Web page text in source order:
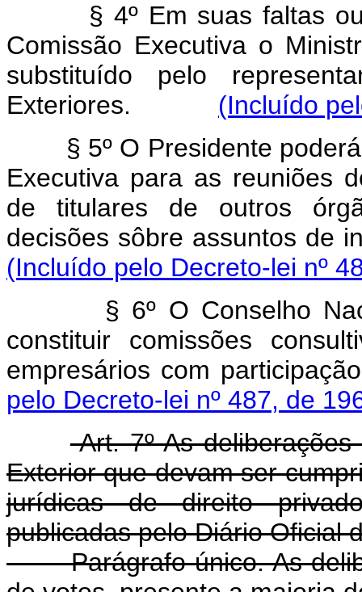
§ 4º Em suas faltas
Comissão Executiva o
substituído pelo
Exteriores. (Incluído
§ 5º O Presidente
Executiva para as reuniões
de titulares de outros
decisões sôbre assuntos
(Incluído pelo Decreto-lei nº
§ 6º O Conselho
constituir comissões
empresários com
pelo Decreto-lei nº 487, de
Art. 7º As
Exterior que devam ser
jurídicas de direito
publicadas pelo Diário Oficial
Parágrafo único. As